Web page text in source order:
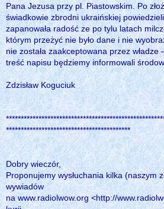
Pana Jezusa przy pl. Piastowskim. Po
świadkowie zbrodni ukraińskiej
zapanowała radość ze po tylu latach
którym przeżyć nie było dane i nie
nie została zaakceptowana przez
treść napisu będziemy informowali
Zdzisław Koguciuk
******************************************
Dobry wieczór,
Proponujemy wysłuchania kilka (naszym
wywiadów
na www.radiolwow.org <http://